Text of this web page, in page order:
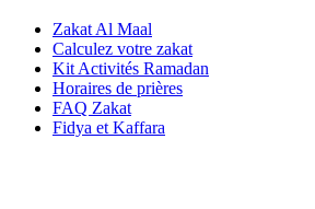
Zakat Al Maal
Calculez votre zakat
Kit Activités Ramadan
Horaires de prières
FAQ Zakat
Fidya et Kaffara